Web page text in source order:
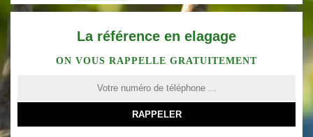
La référence en elagage
ON VOUS RAPPELLE GRATUITEMENT